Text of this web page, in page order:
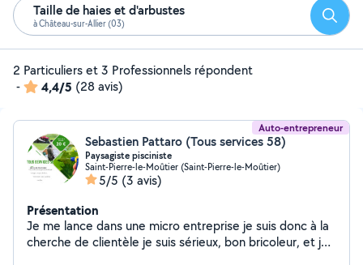
Taille de haies et d'arbustes
à Château-sur-Allier (03)
2 Particuliers et 3 Professionnels répondent
-
4,4/5 (28 avis)
Auto-entrepreneur
Sebastien Pattaro (Tous services 58)
Paysagiste pisciniste
Saint-Pierre-le-Moûtier (Saint-Pierre-le-Moûtier)
5/5 (3 avis)
Présentation
Je me lance dans une micro entreprise je suis donc à la
cherche de clientèle je suis sérieux, bon bricoleur, et je